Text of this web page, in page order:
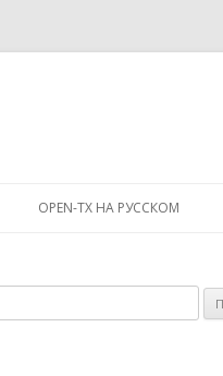
OPEN-TX НА РУССКОМ